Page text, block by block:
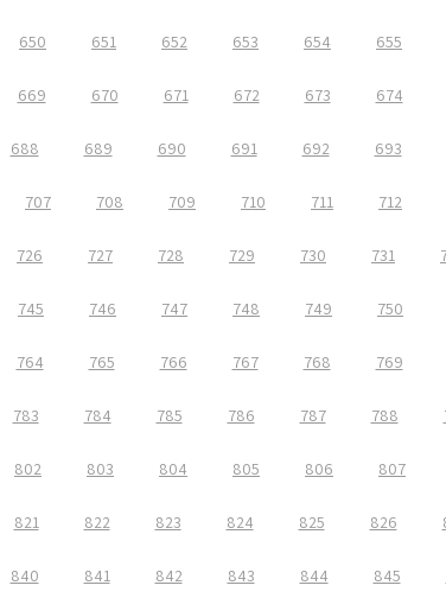
650 651 652 653 654 655
669 670 671 672 673 674
688 689 690 691 692 693
707 708 709 710 711 712
726 727 728 729 730 731
745 746 747 748 749 750
764 765 766 767 768 769
783 784 785 786 787 788
802 803 804 805 806 807
821 822 823 824 825 826
840 841 842 843 844 845